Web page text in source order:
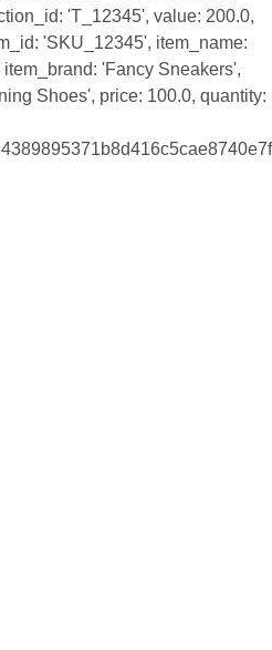
'T_12345', value: 200.0,
'SKU_12345', item_name:
'Fancy Sneakers',
Shoes', price: 100.0, quantity: